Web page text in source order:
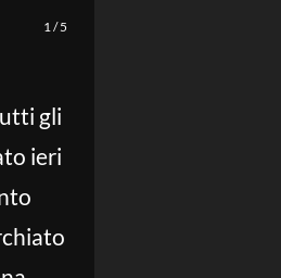
1/5
gli
ieri